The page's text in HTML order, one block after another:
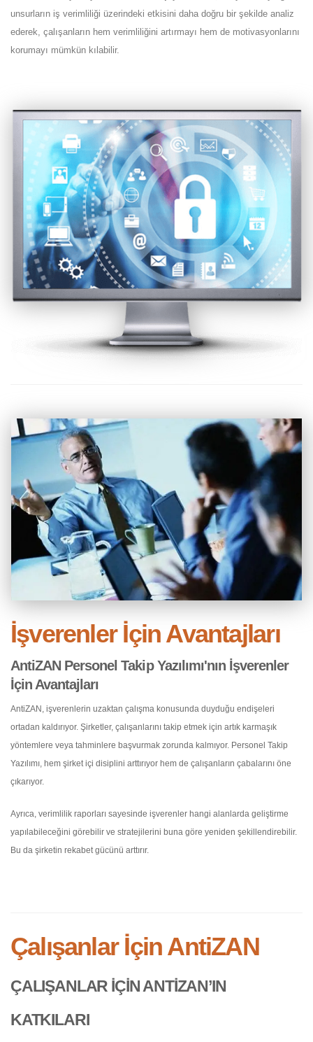
unsurların iş verimliliği üzerindeki etkisini daha doğru bir şekilde analiz
ederek, çalışanların hem verimliliğini artırmayı hem de motivasyonlarını
korumayı mümkün kılabilir.
İşverenler İçin Avantajları
AntiZAN Personel Takip Yazılımı'nın İşverenler
İçin Avantajları
AntiZAN, işverenlerin uzaktan çalışma konusunda duyduğu endişeleri
ortadan kaldırıyor. Şirketler, çalışanlarını takip etmek için artık karmaşık
yöntemlere veya tahminlere başvurmak zorunda kalmıyor. Personel Takip
Yazılımı, hem şirket içi disiplini arttırıyor hem de çalışanların çabalarını öne
çıkarıyor.
Ayrıca, verimlilik raporları sayesinde işverenler hangi alanlarda geliştirme
yapılabileceğini görebilir ve stratejilerini buna göre yeniden şekillendirebilir.
Bu da şirketin rekabet gücünü arttırır.
Çalışanlar İçin AntiZAN
ÇALIŞANLAR İÇIN ANTIZAN’IN
KATKILARI